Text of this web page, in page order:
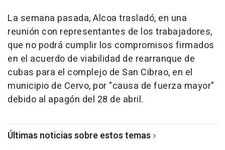
La semana pasada, Alcoa trasladó, en una
reunión con representantes de los trabajadores,
que no podrá cumplir los compromisos firmados
en el acuerdo de viabilidad de rearranque de
cubas para el complejo de San Cibrao, en el
municipio de Cervo, por "causa de fuerza mayor"
debido al apagón del 28 de abril.
Últimas noticias sobre estos temas